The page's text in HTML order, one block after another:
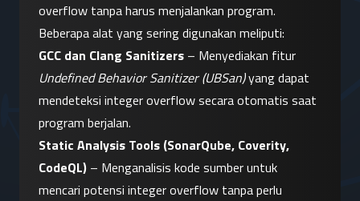
overflow tanpa harus menjalankan program.
Beberapa alat yang sering digunakan meliputi:
GCC dan Clang Sanitizers
Undefined Behavior Sanitizer (UBSan) yang dapat
mendeteksi integer overflow secara otomatis saat
program berjalan.
Static Analysis Tools (SonarQube, Coverity,
CodeQL) – Menganalisis kode sumber untuk
mencari potensi integer overflow tanpa perlu